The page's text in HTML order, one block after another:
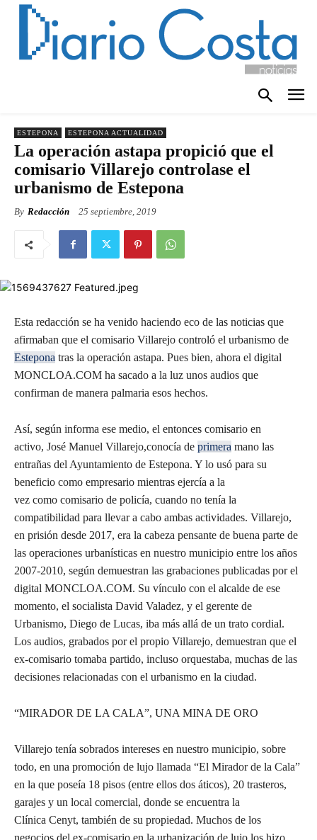
ESTEPONA ESTEPONA ACTUALIDAD
La operación astapa propició que el
comisario Villarejo controlase el
urbanismo de Estepona
By Redacción 25 septiembre, 2019
Esta redacción se ha venido haciendo eco de las noticias que
afirmaban que el comisario Villarejo controló el urbanismo de
Estepona tras la operación astapa. Pues bien, ahora el digital
MONCLOA.COM ha sacado a la luz unos audios que
confirman de manera palmaria esos hechos.
Así, según informa ese medio, el entonces comisario en
activo, José Manuel Villarejo,conocía de primera mano las
entrañas del Ayuntamiento de Estepona. Y lo usó para su
beneficio como empresario mientras ejercía a la
vez como comisario de policía, cuando no tenía la
compatibilidad para llevar a cabo ambas actividades. Villarejo,
en prisión desde 2017, era la cabeza pensante de buena parte de
las operaciones urbanísticas en nuestro municipio entre los años
2007-2010, según demuestran las grabaciones publicadas por el
digital MONCLOA.COM. Su vínculo con el alcalde de ese
momento, el socialista David Valadez, y el gerente de
Urbanismo, Diego de Lucas, iba más allá de un trato cordial.
Los audios, grabados por el propio Villarejo, demuestran que el
ex-comisario tomaba partido, incluso orquestaba, muchas de las
decisiones relacionadas con el urbanismo en la ciudad.
“MIRADOR DE LA CALA”, UNA MINA DE ORO
Villarejo tenía sobrados intereses en nuestro municipio, sobre
todo, en una promoción de lujo llamada “El Mirador de la Cala”
en la que poseía 18 pisos (entre ellos dos áticos), 20 trasteros,
garajes y un local comercial, donde se encuentra la
Clínica Cenyt, también de su propiedad. Muchos de los